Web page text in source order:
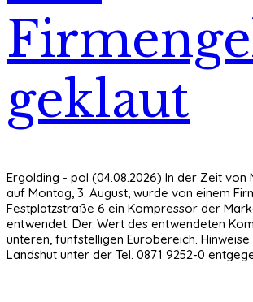
geklaut
Ergolding - pol (04.08.2026) In der Zeit von
auf Montag, 3. August, wurde von einem
Festplatzstraße 6 ein Kompressor der
entwendet. Der Wert des entwendeten
unteren, fünfstelligen Eurobereich.
Landshut unter der Tel. 0871 9252-0